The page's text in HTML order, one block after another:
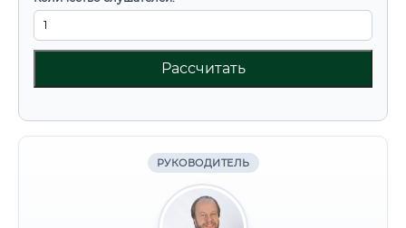
Рассчитать
РУКОВОДИТЕЛЬ